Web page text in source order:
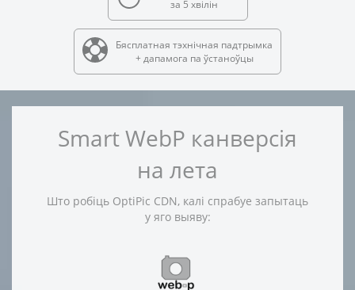
за 5 хвілін
Бясплатная тэхнічная падтрымка
+ дапамога па ўстаноўцы
Smart WebP канверсія
на лета
Што робіць OptiPic CDN, калі спрабуе запытаць
у яго выяву: